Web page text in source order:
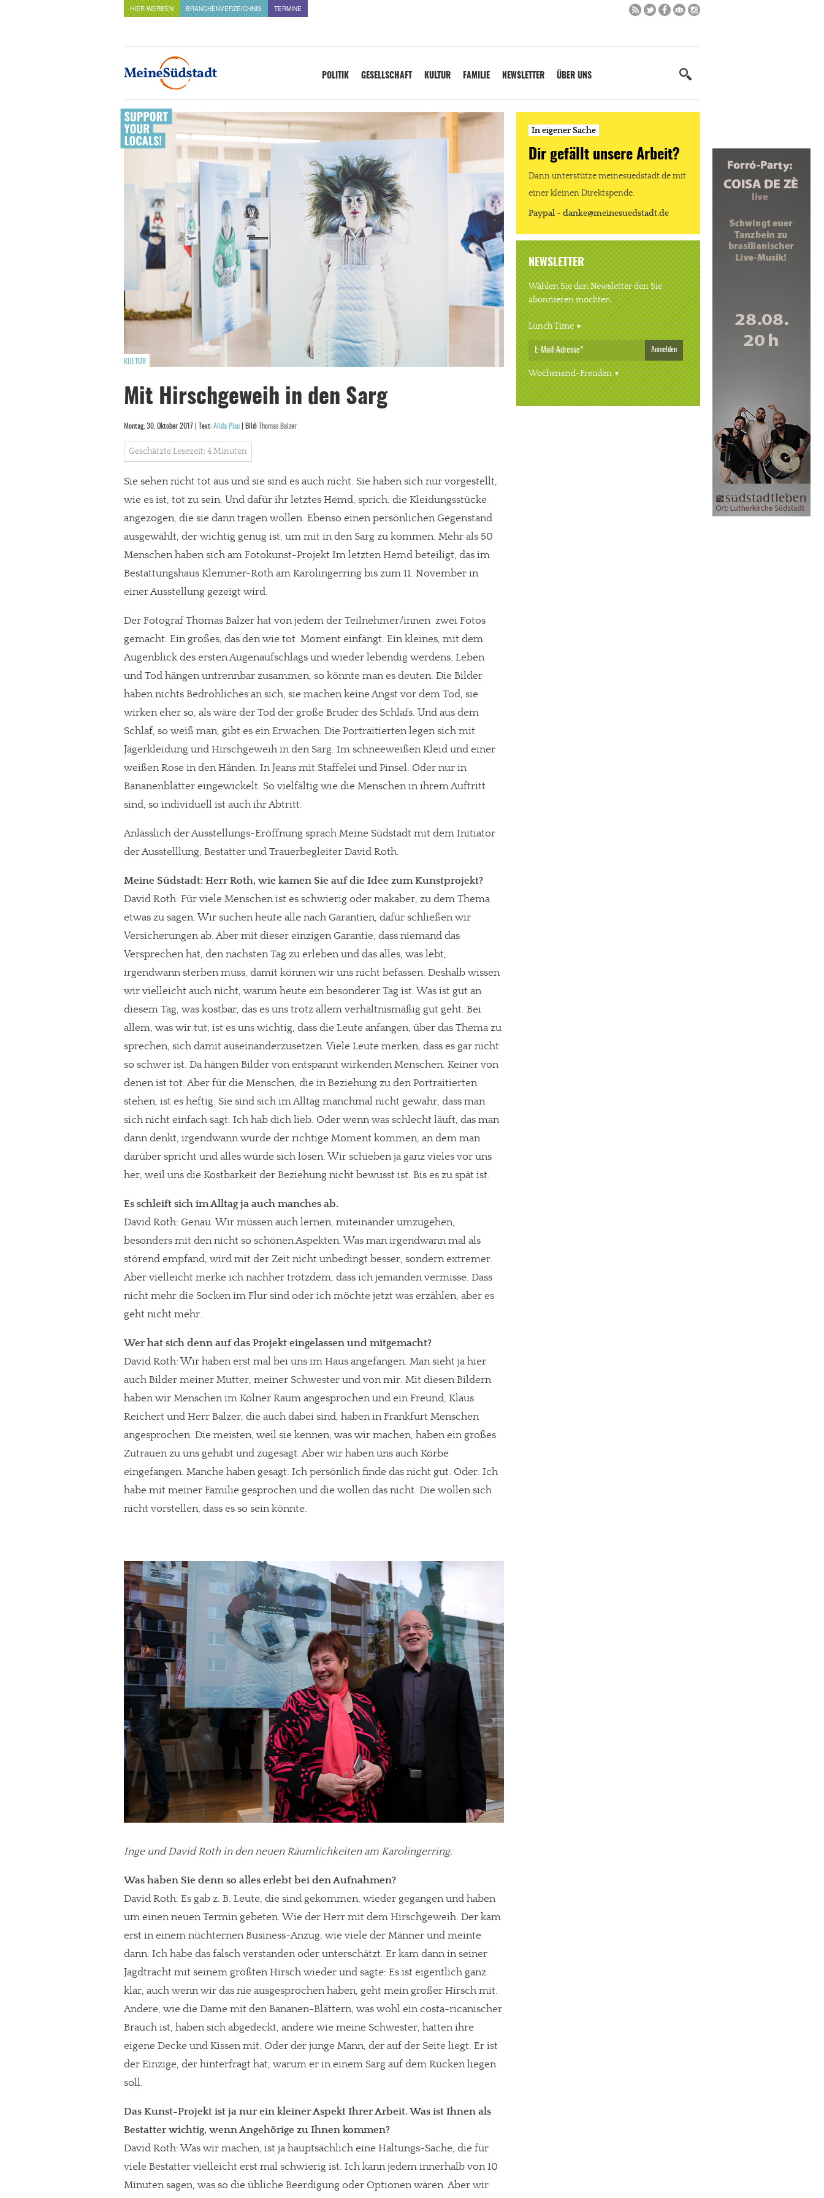
In eigener Sache
meinesuedstadt.de finanziert sich durch Partnerprofile und Werbung. Beide Einnahmequellen sind in den letzten Monaten stark zurückgegangen.
Paypal - danke@meinesuedstadt.de
JETZT SPENDEN Schon erledigt!
HIER WERBEN BRANCHENVERZEICHNIS TERMINE
POLITIK GESELLSCHAFT KULTUR FAMILIE NEWSLETTER ÜBER UNS
KULTUR
Mit Hirschgeweih in den Sarg
Montag, 30. Oktober 2017 | Text: Alida Pisu | Bild: Thomas Balzer
Geschätzte Lesezeit: 4 Minuten
Sie sehen nicht tot aus und sie sind es auch nicht. Sie haben sich nur vorgestellt,
wie es ist, tot zu sein. Und dafür ihr letztes Hemd, sprich: die Kleidungsstücke
angezogen, die sie dann tragen wollen. Ebenso einen persönlichen Gegenstand
ausgewählt, der wichtig genug ist, um mit in den Sarg zu kommen. Mehr als 50
Menschen haben sich am Fotokunst-Projekt Im letzten Hemd beteiligt, das im
Bestattungshaus Klemmer-Roth am Karolingerring bis zum 11. November in
einer Ausstellung gezeigt wird.
Der Fotograf Thomas Balzer hat von jedem der Teilnehmer/innen zwei Fotos
gemacht. Ein großes, das den wie tot  Moment einfängt. Ein kleines, mit dem
Augenblick des ersten Augenaufschlags und wieder lebendig werdens. Leben
und Tod hängen untrennbar zusammen, so könnte man es deuten. Die Bilder
haben nichts Bedrohliches an sich, sie machen keine Angst vor dem Tod, sie
wirken eher so, als wäre der Tod der große Bruder des Schlafs. Und aus dem
Schlaf, so weiß man, gibt es ein Erwachen. Die Portraitierten legen sich mit
Jägerkleidung und Hirschgeweih in den Sarg. Im schneeweißen Kleid und einer
weißen Rose in den Händen. In Jeans mit Staffelei und Pinsel. Oder nur in
Bananenblätter eingewickelt. So vielfältig wie die Menschen in ihrem Auftritt
sind, so individuell ist auch ihr Abtritt.
Anlässlich der Ausstellungs-Eröffnung sprach Meine Südstadt mit dem Initiator
der Ausstelllung, Bestatter und Trauerbegleiter David Roth.
Meine Südstadt: Herr Roth, wie kamen Sie auf die Idee zum Kunstprojekt?
David Roth: Für viele Menschen ist es schwierig oder makaber, zu dem Thema
etwas zu sagen. Wir suchen heute alle nach Garantien, dafür schließen wir
Versicherungen ab. Aber mit dieser einzigen Garantie, dass niemand das
Versprechen hat, den nächsten Tag zu erleben und das alles, was lebt,
irgendwann sterben muss, damit können wir uns nicht befassen. Deshalb wissen
wir vielleicht auch nicht, warum heute ein besonderer Tag ist. Was ist gut an
diesem Tag, was kostbar, das es uns trotz allem verhältnismäßig gut geht. Bei
allem, was wir tut, ist es uns wichtig, dass die Leute anfangen, über das Thema zu
sprechen, sich damit auseinanderzusetzen. Viele Leute merken, dass es gar nicht
so schwer ist. Da hängen Bilder von entspannt wirkenden Menschen. Keiner von
denen ist tot. Aber für die Menschen, die in Beziehung zu den Portraitierten
stehen, ist es heftig. Sie sind sich im Alltag manchmal nicht gewahr, dass man
sich nicht einfach sagt: Ich hab dich lieb. Oder wenn was schlecht läuft, das man
dann denkt, irgendwann würde der richtige Moment kommen, an dem man
darüber spricht und alles würde sich lösen. Wir schieben ja ganz vieles vor uns
her, weil uns die Kostbarkeit der Beziehung nicht bewusst ist. Bis es zu spät ist.
Es schleift sich im Alltag ja auch manches ab.
David Roth: Genau. Wir müssen auch lernen, miteinander umzugehen,
besonders mit den nicht so schönen Aspekten. Was man irgendwann mal als
störend empfand, wird mit der Zeit nicht unbedingt besser, sondern extremer.
Aber vielleicht merke ich nachher trotzdem, dass ich jemanden vermisse. Dass
nicht mehr die Socken im Flur sind oder ich möchte jetzt was erzählen, aber es
geht nicht mehr.
Wer hat sich denn auf das Projekt eingelassen und mitgemacht?
David Roth: Wir haben erst mal bei uns im Haus angefangen. Man sieht ja hier
auch Bilder meiner Mutter, meiner Schwester und von mir. Mit diesen Bildern
haben wir Menschen im Kölner Raum angesprochen und ein Freund, Klaus
Reichert und Herr Balzer, die auch dabei sind, haben in Frankfurt Menschen
angesprochen. Die meisten, weil sie kennen, was wir machen, haben ein großes
Zutrauen zu uns gehabt und zugesagt. Aber wir haben uns auch Körbe
eingefangen. Manche haben gesagt: Ich persönlich finde das nicht gut. Oder: Ich
habe mit meiner Familie gesprochen und die wollen das nicht. Die wollen sich
nicht vorstellen, dass es so sein könnte.
Inge und David Roth in den neuen Räumlichkeiten am Karolingerring.
Was haben Sie denn so alles erlebt bei den Aufnahmen?
David Roth: Es gab z. B. Leute, die sind gekommen, wieder gegangen und haben
um einen neuen Termin gebeten. Wie der Herr mit dem Hirschgeweih. Der kam
erst in einem nüchternen Business-Anzug, wie viele der Männer und meinte
dann: Ich habe das falsch verstanden oder unterschätzt. Er kam dann in seiner
Jagdtracht mit seinem größten Hirsch wieder und sagte: Es ist eigentlich ganz
klar, auch wenn wir das nie ausgesprochen haben, geht mein großer Hirsch mit.
Andere, wie die Dame mit den Bananen-Blättern, was wohl ein costa-ricanischer
Brauch ist, haben sich abgedeckt, andere wie meine Schwester, hatten ihre
eigene Decke und Kissen mit. Oder der junge Mann, der auf der Seite liegt. Er ist
der Einzige, der hinterfragt hat, warum er in einem Sarg auf dem Rücken liegen
soll.
Das Kunst-Projekt ist ja nur ein kleiner Aspekt Ihrer Arbeit. Was ist Ihnen als
Bestatter wichtig, wenn Angehörige zu Ihnen kommen?
David Roth: Was wir machen, ist ja hauptsächlich eine Haltungs-Sache, die für
viele Bestatter vielleicht erst mal schwierig ist. Ich kann jedem innerhalb von 10
Minuten sagen, was so die übliche Beerdigung oder Optionen wären. Aber wir
In eigener Sache
Dir gefällt unsere Arbeit?
Dann unterstütze meinesuedstadt.de mit
einer kleinen Direktspende.
Paypal - danke@meinesuedstadt.de
NEWSLETTER
Wählen Sie den Newsletter den Sie
abonnieren möchten.
Lunch Time
Anmelden
Wochenend-Freuden